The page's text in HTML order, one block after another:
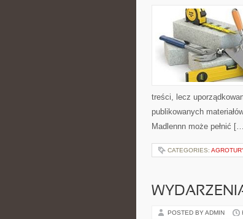
treści, lecz
publikowanych
Madlennn może pełnić
CATEGORIES:
POSTED BY ADMIN